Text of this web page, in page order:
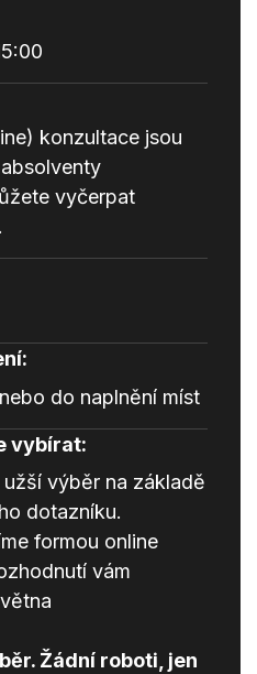
konzultace jsou
vyčerpat
do naplnění míst
vybírat:
výběr na základě
dotazníku.
formou online
vám
Žádní roboti, jen